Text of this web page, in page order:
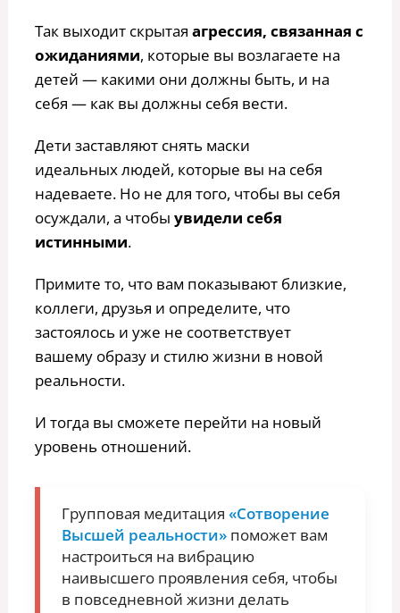
Так выходит скрытая агрессия, связанная с
ожиданиями, которые вы возлагаете на
детей — какими они должны быть, и на
себя — как вы должны себя вести.
Дети заставляют снять маски
идеальных людей, которые вы на себя
надеваете. Но не для того, чтобы вы себя
осуждали, а чтобы увидели себя
истинными.
Примите то, что вам показывают близкие,
коллеги, друзья и определите, что
застоялось и уже не соответствует
вашему образу и стилю жизни в новой
реальности.
И тогда вы сможете перейти на новый
уровень отношений.
Групповая медитация «Сотворение
Высшей реальности»поможет вам
настроиться на вибрацию
наивысшего проявления себя, чтобы
в повседневной жизни делать